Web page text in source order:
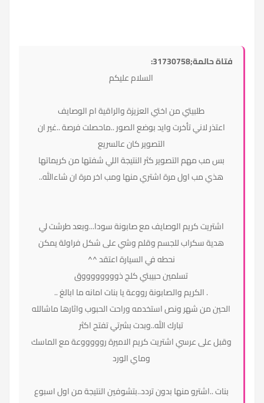
فتاة حالمة;31730758:
السلام عليكم
طلبيتي من اختي العزيزة والراقية ام الوصايف
اعتذر لاني تأخرت وايد بوضع الصور ..ماحصلت فرصة ..غير ان
التصوير كان عالسريع
بس مب مهم التصوير كثر النتيجة اللي شفتها من كريماتها
هذي مب اول مرة اشتري منها ومب اخر مرة ان شاءالله..
اشتريت كريم الوصايف مع صابونة سودا...وبعد طرشت لي
هدية سكراب للجسم وقلم وشي على شكل فراولة يمكن
نحطه في السيارة اعتقد ^^
تسلمين حبيبتي كلج ذووووووووق
. الكريم والصابونة رووعة يا بنات امانه ما ابالغ ..
الحين من شهر ونص استخدمه وراحت الحبوب واثارها ماشالله
تبارك الله..وبدت بشرتي تفتح اكثر
وقبل على عرسي اشتريت كريم الاميرة روووووعة مع الماسك
وماي الورد
بنات ..اشترو منها بدون تردد..بتشوفين النتيجة من اول اسبوع